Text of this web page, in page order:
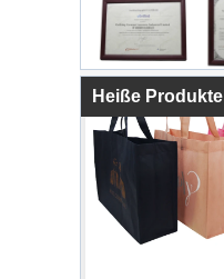
Heiße Produkte